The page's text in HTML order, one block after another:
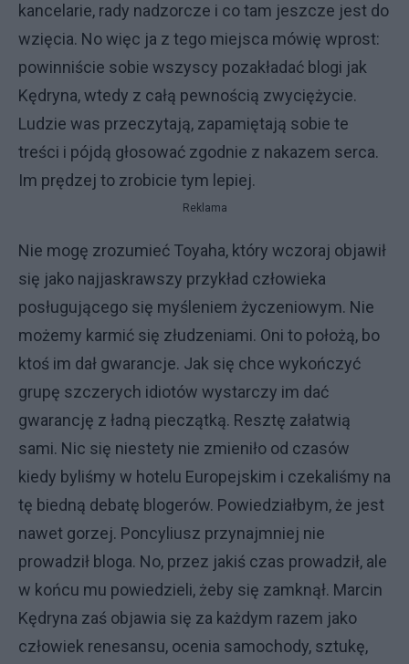
kancelarie, rady nadzorcze i co tam jeszcze jest do
wzięcia. No więc ja z tego miejsca mówię wprost:
powinniście sobie wszyscy pozakładać blogi jak
Kędryna, wtedy z całą pewnością zwyciężycie.
Ludzie was przeczytają, zapamiętają sobie te
treści i pójdą głosować zgodnie z nakazem serca.
Im prędzej to zrobicie tym lepiej.
Reklama
Nie mogę zrozumieć Toyaha, który wczoraj objawił
się jako najjaskrawszy przykład człowieka
posługującego się myśleniem życzeniowym. Nie
możemy karmić się złudzeniami. Oni to położą, bo
ktoś im dał gwarancje. Jak się chce wykończyć
grupę szczerych idiotów wystarczy im dać
gwarancję z ładną pieczątką. Resztę załatwią
sami. Nic się niestety nie zmieniło od czasów
kiedy byliśmy w hotelu Europejskim i czekaliśmy na
tę biedną debatę blogerów. Powiedziałbym, że jest
nawet gorzej. Poncyliusz przynajmniej nie
prowadził bloga. No, przez jakiś czas prowadził, ale
w końcu mu powiedzieli, żeby się zamknął. Marcin
Kędryna zaś objawia się za każdym razem jako
człowiek renesansu, ocenia samochody, sztukę,